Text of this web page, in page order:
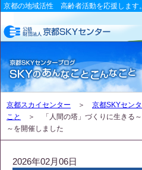
京都の地域活性 高齢者活動を応援します。
京都スカイセンター ＞ 京都SKYセン
こと
＞ 「人間の塔」づくりに生きる～
～を開催しました
2026年02月06日